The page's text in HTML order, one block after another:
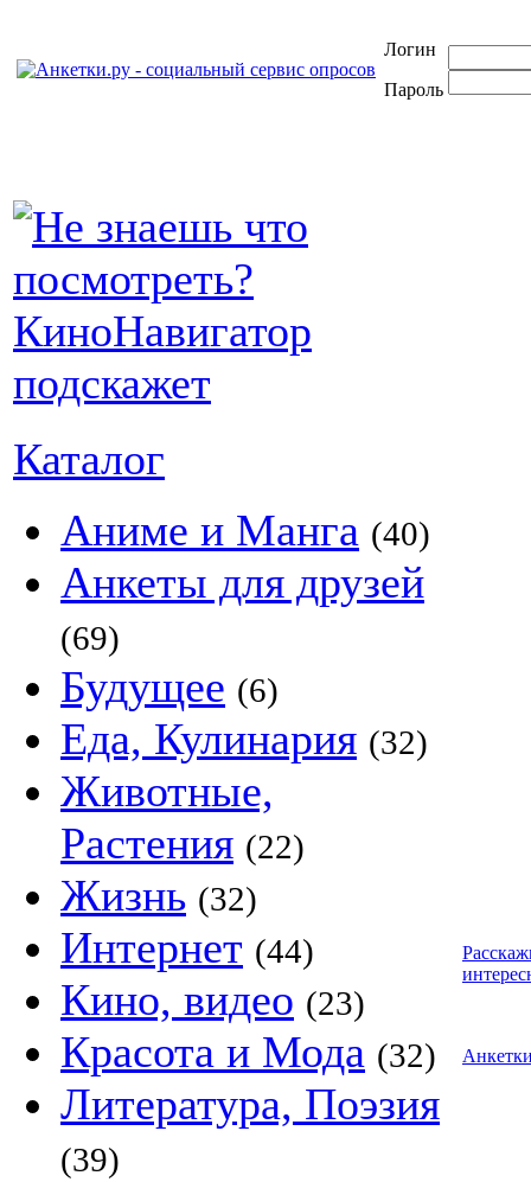
Логин
Пароль
Каталог
Аниме и Манга (40)
Анкеты для друзей
(69)
Будущее (6)
Еда, Кулинария (32)
Животные,
Растения (22)
Жизнь (32)
Интернет (44)
Кино, видео (23)
Красота и Мода (32)
Литература, Поэзия
(39)